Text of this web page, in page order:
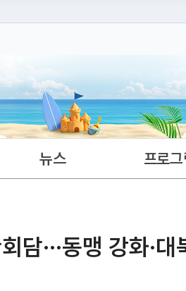
아래 URL에서 도메인 주소를 확인해 보세요
뉴스 프로
···동맹 강화·대